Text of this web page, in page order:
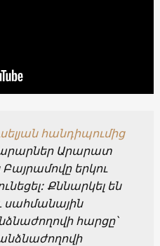
հանդիպումից
Արարատ
Բայրամովը երկու
Քննարկել են
հարցը՝